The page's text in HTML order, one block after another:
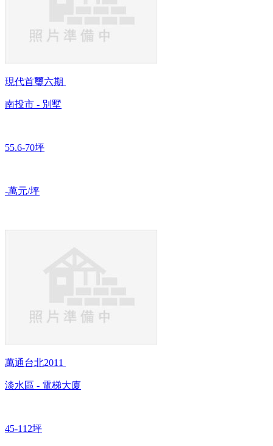
現代首璽六期
南投市 - 別墅
55.6-70坪
-萬元/坪
萬通台北2011
淡水區 - 電梯大廈
45-112坪